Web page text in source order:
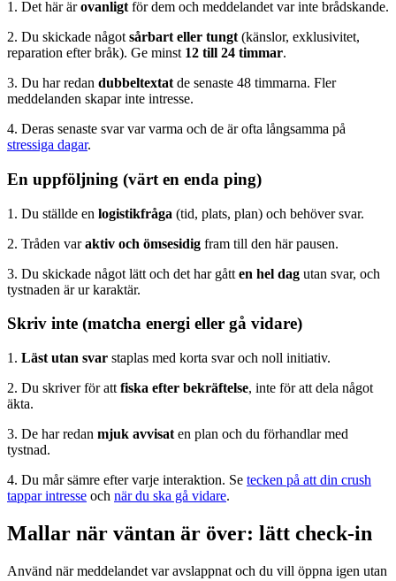
1. Det här ärovanligt för dem och meddelandet var inte brådskande.
2. Du skickade något sårbart eller tungt (känslor, exklusivitet,
reparation efter bråk). Ge minst 12 till 24 timmar.
3. Du har redan dubbeltextat de senaste 48 timmarna. Fler
meddelanden skapar inte intresse.
4. Deras senaste svar var varma och de är ofta långsamma på
stressiga dagar.
En uppföljning (värt en enda ping)
1. Du ställde en logistikfråga (tid, plats, plan) och behöver svar.
2. Tråden varaktiv och ömsesidig fram till den här pausen.
3. Du skickade något lätt och det har gått en hel dag utan svar, och
tystnaden är ur karaktär.
Skriv inte (matcha energi eller gå vidare)
1. Läst utan svar staplas med korta svar och noll initiativ.
2. Du skriver för att fiska efter bekräftelse, inte för att dela något
äkta.
3. De har redan mjuk avvisat en plan och du förhandlar med
tystnad.
4. Du mår sämre efter varje interaktion. Se tecken på att din crush
tappar intresse och när du ska gå vidare.
Mallar när väntan är över: lätt check-in
Använd när meddelandet var avslappnat och du vill öppna igen utan